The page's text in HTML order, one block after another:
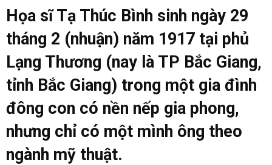
Họa sĩ Tạ Thúc Bình sinh ngày 29
tháng 2 (nhuận) năm 1917 tại phủ
Lạng Thương (nay là TP Bắc Giang,
tỉnh Bắc Giang) trong một gia đình
đông con có nền nếp gia phong,
nhưng chỉ có một mình ông theo
ngành mỹ thuật.